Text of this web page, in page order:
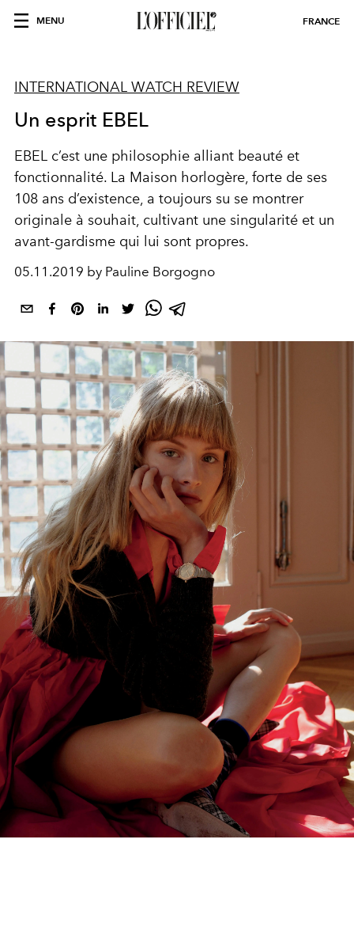
MENU FRANCE
INTERNATIONAL WATCH REVIEW
Un esprit EBEL
EBEL c’est une philosophie alliant beauté et
fonctionnalité. La Maison horlogère, forte de ses
108 ans d’existence, a toujours su se montrer
originale à souhait, cultivant une singularité et un
avant-gardisme qui lui sont propres.
05.11.2019 by Pauline Borgogno